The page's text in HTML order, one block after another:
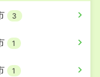
3
1
1